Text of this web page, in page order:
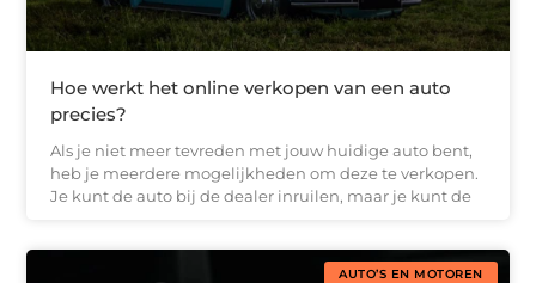
Hoe werkt het online verkopen van een auto
precies?
Als je niet meer tevreden met jouw huidige auto bent,
heb je meerdere mogelijkheden om deze te verkopen.
Je kunt de auto bij de dealer inruilen, maar je kunt de
AUTO’S EN MOTOREN